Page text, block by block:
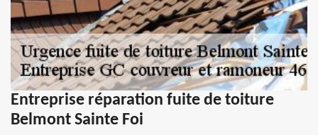
Entreprise réparation fuite de toiture
Belmont Sainte Foi